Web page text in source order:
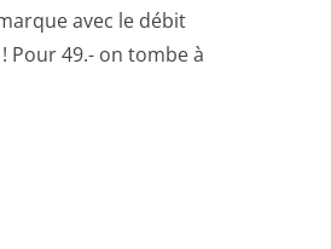
avec le débit
Pour 49.- on tombe à